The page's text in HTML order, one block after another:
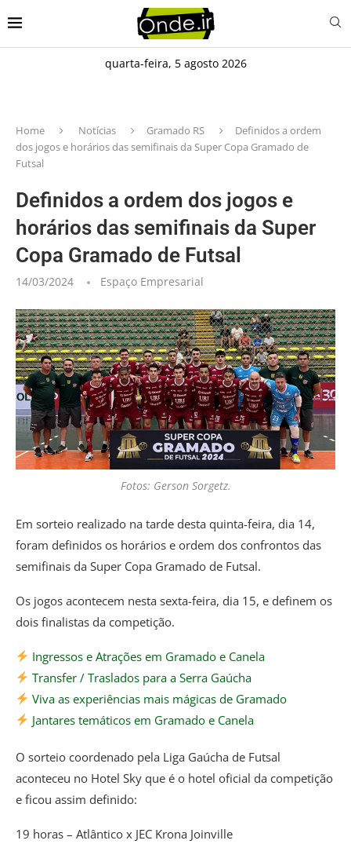
quarta-feira, 5 agosto 2026
Home Notícias Gramado RS
Definidos a ordem
dos jogos e horários das semifinais da Super Copa Gramado de
Futsal
Definidos a ordem dos jogos e
horários das semifinais da Super
Copa Gramado de Futsal
14/03/2024 Espaço Empresarial
Fotos: Gerson Sorgetz.
Em sorteio realizado na tarde desta quinta-feira, dia 14,
foram definidos os horários e ordem dos confrontos das
semifinais da Super Copa Gramado de Futsal.
Os jogos acontecem nesta sexta-feira, dia 15, e definem os
dois finalistas da competição.
Ingressos e Atrações em Gramado e Canela
Transfer / Traslados para a Serra Gaúcha
Viva as experiências mais mágicas de Gramado
Jantares temáticos em Gramado e Canela
O sorteio coordenado pela Liga Gaúcha de Futsal
aconteceu no Hotel Sky que é o hotel oficial da competição
e ficou assim definido:
19 horas – Atlântico x JEC Krona Joinville